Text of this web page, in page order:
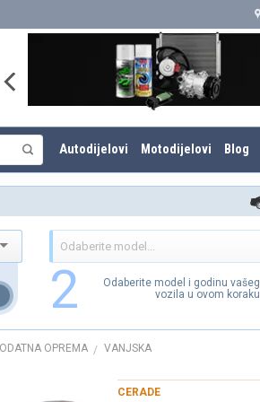
Autodijelovi Motodijelovi Blog
2
Odaberite model i godinu vašeg
vozila u ovom koraku
OPREMA / VANJSKA
CERADE